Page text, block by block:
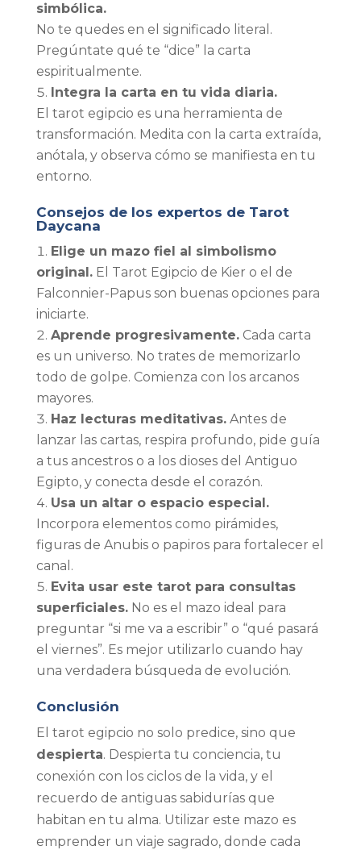
simbólica.
No te quedes en el significado literal.
Pregúntate qué te “dice” la carta
espiritualmente.
Integra la carta en tu vida diaria.
El tarot egipcio es una herramienta de
transformación. Medita con la carta extraída,
anótala, y observa cómo se manifiesta en tu
entorno.
Consejos de los expertos de Tarot
Daycana
Elige un mazo fiel al simbolismo
original.El Tarot Egipcio de Kier o el de
Falconnier-Papus son buenas opciones para
iniciarte.
Aprende progresivamente.Cada carta
es un universo. No trates de memorizarlo
todo de golpe. Comienza con los arcanos
mayores.
Haz lecturas meditativas.Antes de
lanzar las cartas, respira profundo, pide guía
a tus ancestros o a los dioses del Antiguo
Egipto, y conecta desde el corazón.
Usa un altar o espacio especial.
Incorpora elementos como pirámides,
figuras de Anubis o papiros para fortalecer el
canal.
Evita usar este tarot para consultas
superficiales.No es el mazo ideal para
preguntar “si me va a escribir” o “qué pasará
el viernes”. Es mejor utilizarlo cuando hay
una verdadera búsqueda de evolución.
Conclusión
El tarot egipcio no solo predice, sino que
despierta. Despierta tu conciencia, tu
conexión con los ciclos de la vida, y el
recuerdo de antiguas sabidurías que
habitan en tu alma. Utilizar este mazo es
emprender un viaje sagrado, donde cada